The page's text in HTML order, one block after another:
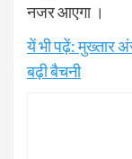
नजर आएगा ।
यें भी पढ़ें: मुख्तार
बढ़ी बैचनी